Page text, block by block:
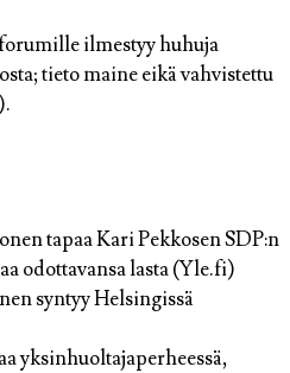
ilmestyy huhuja
tieto maine eikä vahvistettu
tapaa Kari Pekkosen SDP:n
odottavansa lasta (Yle.fi)
syntyy Helsingissä
yksinhuoltajaperheessä,